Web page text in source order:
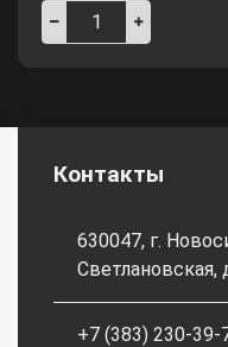
Контакты
630047, г.
Светлановская,
+7 (383) 230-39-